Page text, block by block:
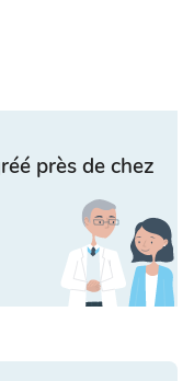
près de chez